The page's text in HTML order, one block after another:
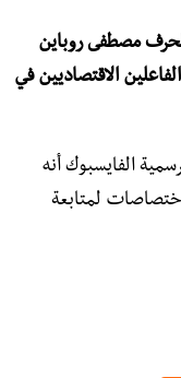
مصطفى روباين
الاقتصاديين في
الفايسبوك أنه
لمتابعة